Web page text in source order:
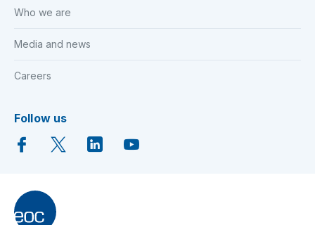
Who we are
Media and news
Careers
Follow us